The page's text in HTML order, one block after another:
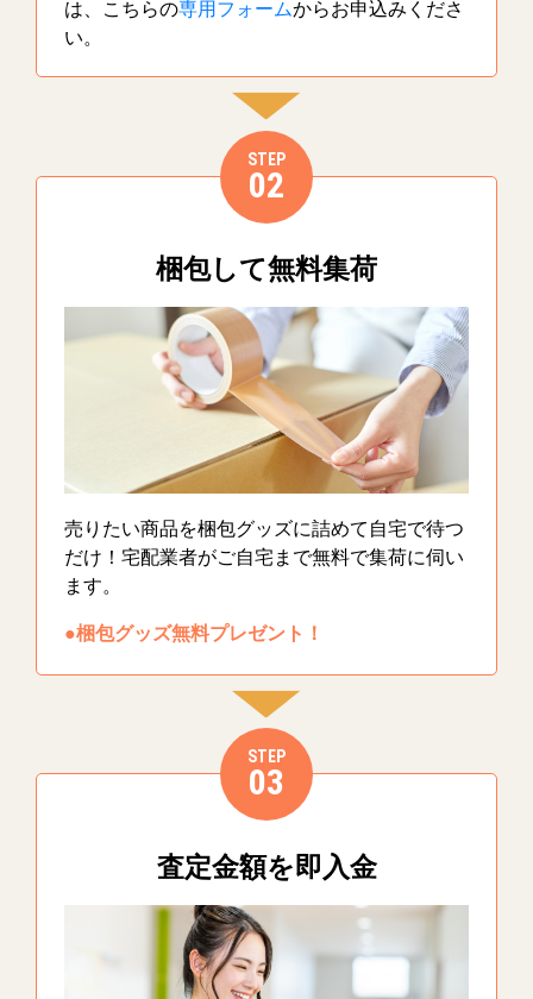
は、こちらの専用フォームからお申込みくださ
い。
STEP
02
梱包して無料集荷
売りたい商品を梱包グッズに詰めて自宅で待つ
だけ！宅配業者がご自宅まで無料で集荷に伺い
ます。
●梱包グッズ無料プレゼント！
STEP
03
査定金額を即入金